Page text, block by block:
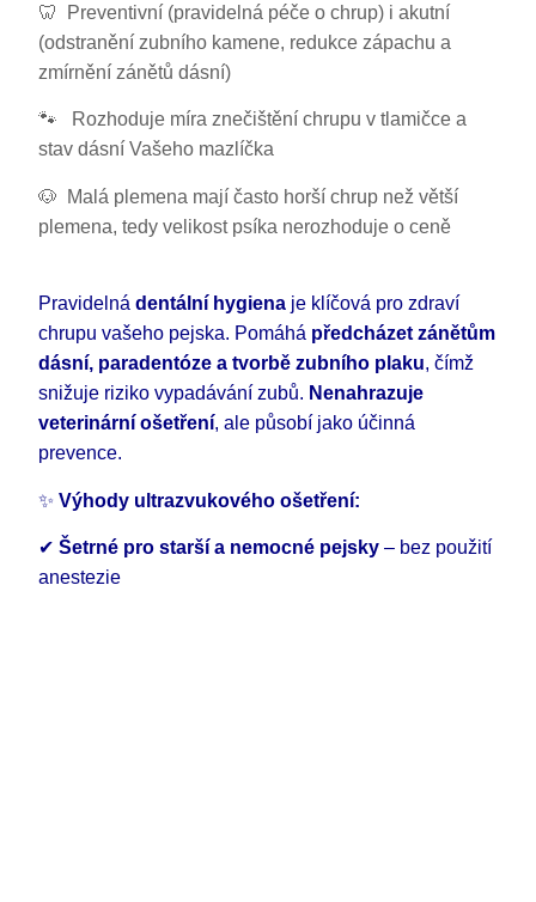
🦷 Preventivní (pravidelná péče o chrup) i akutní
(odstranění zubního kamene, redukce zápachu a
zmírnění zánětů dásní)
🐾 Rozhoduje míra znečištění chrupu v tlamičce a
stav dásní Vašeho mazlíčka
🐶 Malá plemena mají často horší chrup než větší
plemena, tedy velikost psíka nerozhoduje o ceně
Pravidelná dentální hygiena je klíčová pro zdraví
chrupu vašeho pejska. Pomáhá předcházet zánětům
dásní, paradentóze a tvorbě zubního plaku, čímž
snižuje riziko vypadávání zubů. Nenahrazuje
veterinární ošetření, ale působí jako účinná
prevence.
✨ Výhody ultrazvukového ošetření:
✔ Šetrné pro starší a nemocné pejsky – bez použití
anestezie